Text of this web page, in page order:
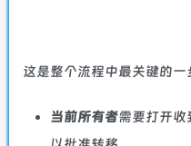
这是整个流程中最关键的一
当前所有者需要打开收